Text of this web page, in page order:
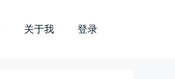
关于我 登录